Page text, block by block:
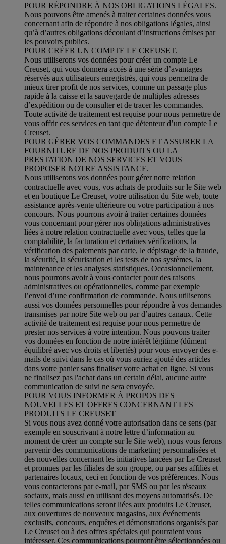
POUR RÉPONDRE À NOS OBLIGATIONS LÉGALES.
Nous pouvons être amenés à traiter certaines données vous
concernant afin de répondre à nos obligations légales, ainsi
qu’à d’autres obligations découlant d’instructions émises par
les pouvoirs publics.
POUR CRÉER UN COMPTE LE CREUSET.
Nous utiliserons vos données pour créer un compte Le
Creuset, qui vous donnera accès à une série d’avantages
réservés aux utilisateurs enregistrés, qui vous permettra de
mieux tirer profit de nos services, comme un passage plus
rapide à la caisse et la sauvegarde de multiples adresses
d’expédition ou de consulter et de tracer les commandes.
Toute activité de traitement est requise pour nous permettre de
vous offrir ces services en tant que détenteur d’un compte Le
Creuset.
POUR GÉRER VOS COMMANDES ET ASSURER LA
FOURNITURE DE NOS PRODUITS OU LA
PRESTATION DE NOS SERVICES ET VOUS
PROPOSER NOTRE ASSISTANCE.
Nous utiliserons vos données pour gérer notre relation
contractuelle avec vous, vos achats de produits sur le Site web
et en boutique Le Creuset, votre utilisation du Site web, toute
assistance après-vente ultérieure ou votre participation à nos
concours. Nous pourrons avoir à traiter certaines données
vous concernant pour gérer nos obligations administratives
liées à notre relation contractuelle avec vous, telles que la
comptabilité, la facturation et certaines vérifications, la
vérification des paiements par carte, le dépistage de la fraude,
la sécurité, la sécurisation et les tests de nos systèmes, la
maintenance et les analyses statistiques. Occasionnellement,
nous pourrons avoir à vous contacter pour des raisons
administratives ou opérationnelles, comme par exemple
l’envoi d’une confirmation de commande. Nous utiliserons
aussi vos données personnelles pour répondre à vos demandes
transmises par notre Site web ou par d’autres canaux. Cette
activité de traitement est requise pour nous permettre de
prester nos services à votre intention. Nous pouvons traiter
vos données en fonction de notre intérêt légitime (dûment
équilibré avec vos droits et libertés) pour vous envoyer des e-
mails de suivi dans le cas où vous auriez ajouté des articles
dans votre panier sans finaliser votre achat en ligne. Si vous
ne finalisez pas l'achat dans un certain délai, aucune autre
communication de suivi ne sera envoyée.
POUR VOUS INFORMER À PROPOS DES
NOUVELLES ET OFFRES CONCERNANT LES
PRODUITS LE CREUSET
Si vous nous avez donné votre autorisation dans ce sens (par
exemple en souscrivant à notre lettre d’information au
moment de créer un compte sur le Site web), nous vous ferons
parvenir des communications de marketing personnalisées et
des nouvelles concernant les initiatives lancées par Le Creuset
et promues par les filiales de son groupe, ou par ses affiliés et
partenaires locaux, ceci en fonction de vos préférences. Nous
vous contacterons par e-mail, par SMS ou par les réseaux
sociaux, mais aussi en utilisant des moyens automatisés. De
telles communications seront liées aux produits Le Creuset,
aux ouvertures de nouveaux magasins, aux événements
exclusifs, concours, enquêtes et démonstrations organisés par
Le Creuset ou à des offres spéciales qui pourraient vous
intéresser. Ces communications pourront être sélectionnées ou